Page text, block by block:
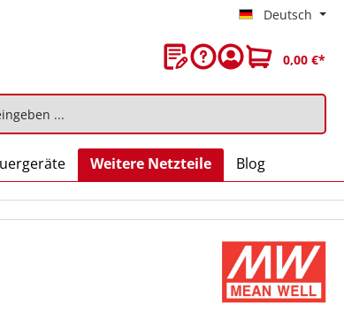
Deutsch
0,00 €*
Weitere Netzteile Blog